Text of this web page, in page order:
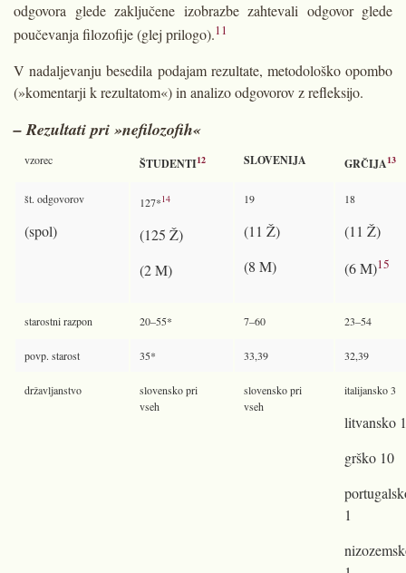
odgovora glede zaključene izobrazbe zahtevali odgovor glede
poučevanja filozofije (glej prilogo).11
V nadaljevanju besedila podajam rezultate, metodološko opombo
(»komentarji k rezultatom«) in analizo odgovorov z refleksijo.
– Rezultati pri »nefilozofih«
vzorec ŠTUDENTI12 SLOVENIJA GRČIJA13
št. odgovorov
(spol)
127*14
(125 Ž)
(2 M)
19
(11 Ž)
(8 M)
18
(11 Ž)
(6 M)15
starostni razpon 20–55* 7–60 23–54
povp. starost 35* 33,39 32,39
državljanstvo
slovensko pri
vseh
slovensko pri
vseh
italijansko 3
litvansko 1
grško 10
1